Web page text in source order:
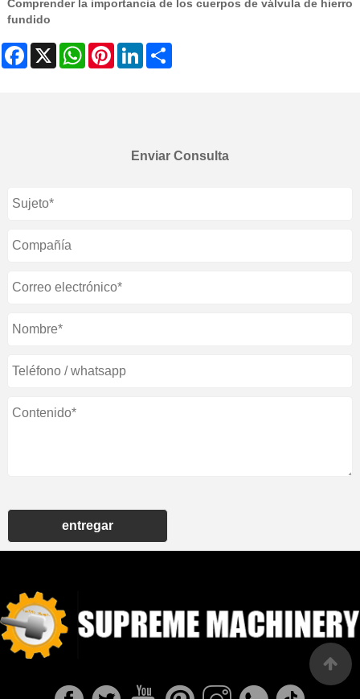
Comprender la importancia de los cuerpos de válvula de hierro
fundido
Facebook
X WhatsAppPinterestLinkedIn
Enviar Consulta
entregar